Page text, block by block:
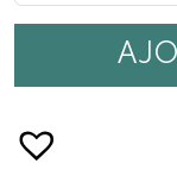
PAS
DE